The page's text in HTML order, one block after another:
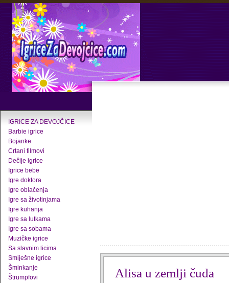
IGRICE ZA DEVOJČICE
Barbie igrice
Bojanke
Crtani filmovi
Dečije igrice
Igrice bebe
Igre doktora
Igre oblačenja
Igre sa životinjama
Igre kuhanja
Igre sa lutkama
Igre sa sobama
Muzičke igrice
Sa slavnim licima
Smiješne igrice
Šminkanje
Štrumpfovi
Alisa u zemlji čuda